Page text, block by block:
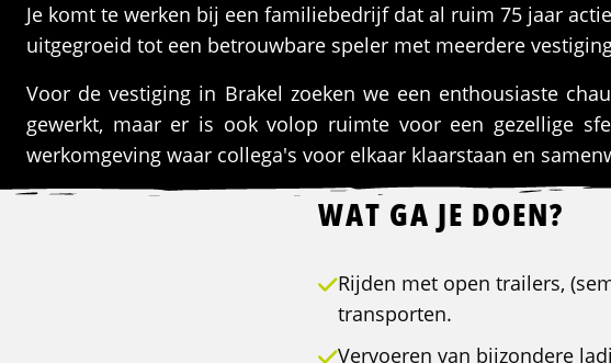
Je komt te werken bij een familiebedrijf dat al ruim 75 jaar
uitgegroeid tot een betrouwbare speler met meerdere
Voor de vestiging in Brakel zoeken we een enthousiaste
gewerkt, maar er is ook volop ruimte voor een gezellige
werkomgeving waar collega's voor elkaar klaarstaan en
WAT GA JE DOEN?
Rijden met open trailers,
transporten.
Vervoeren van bijzondere